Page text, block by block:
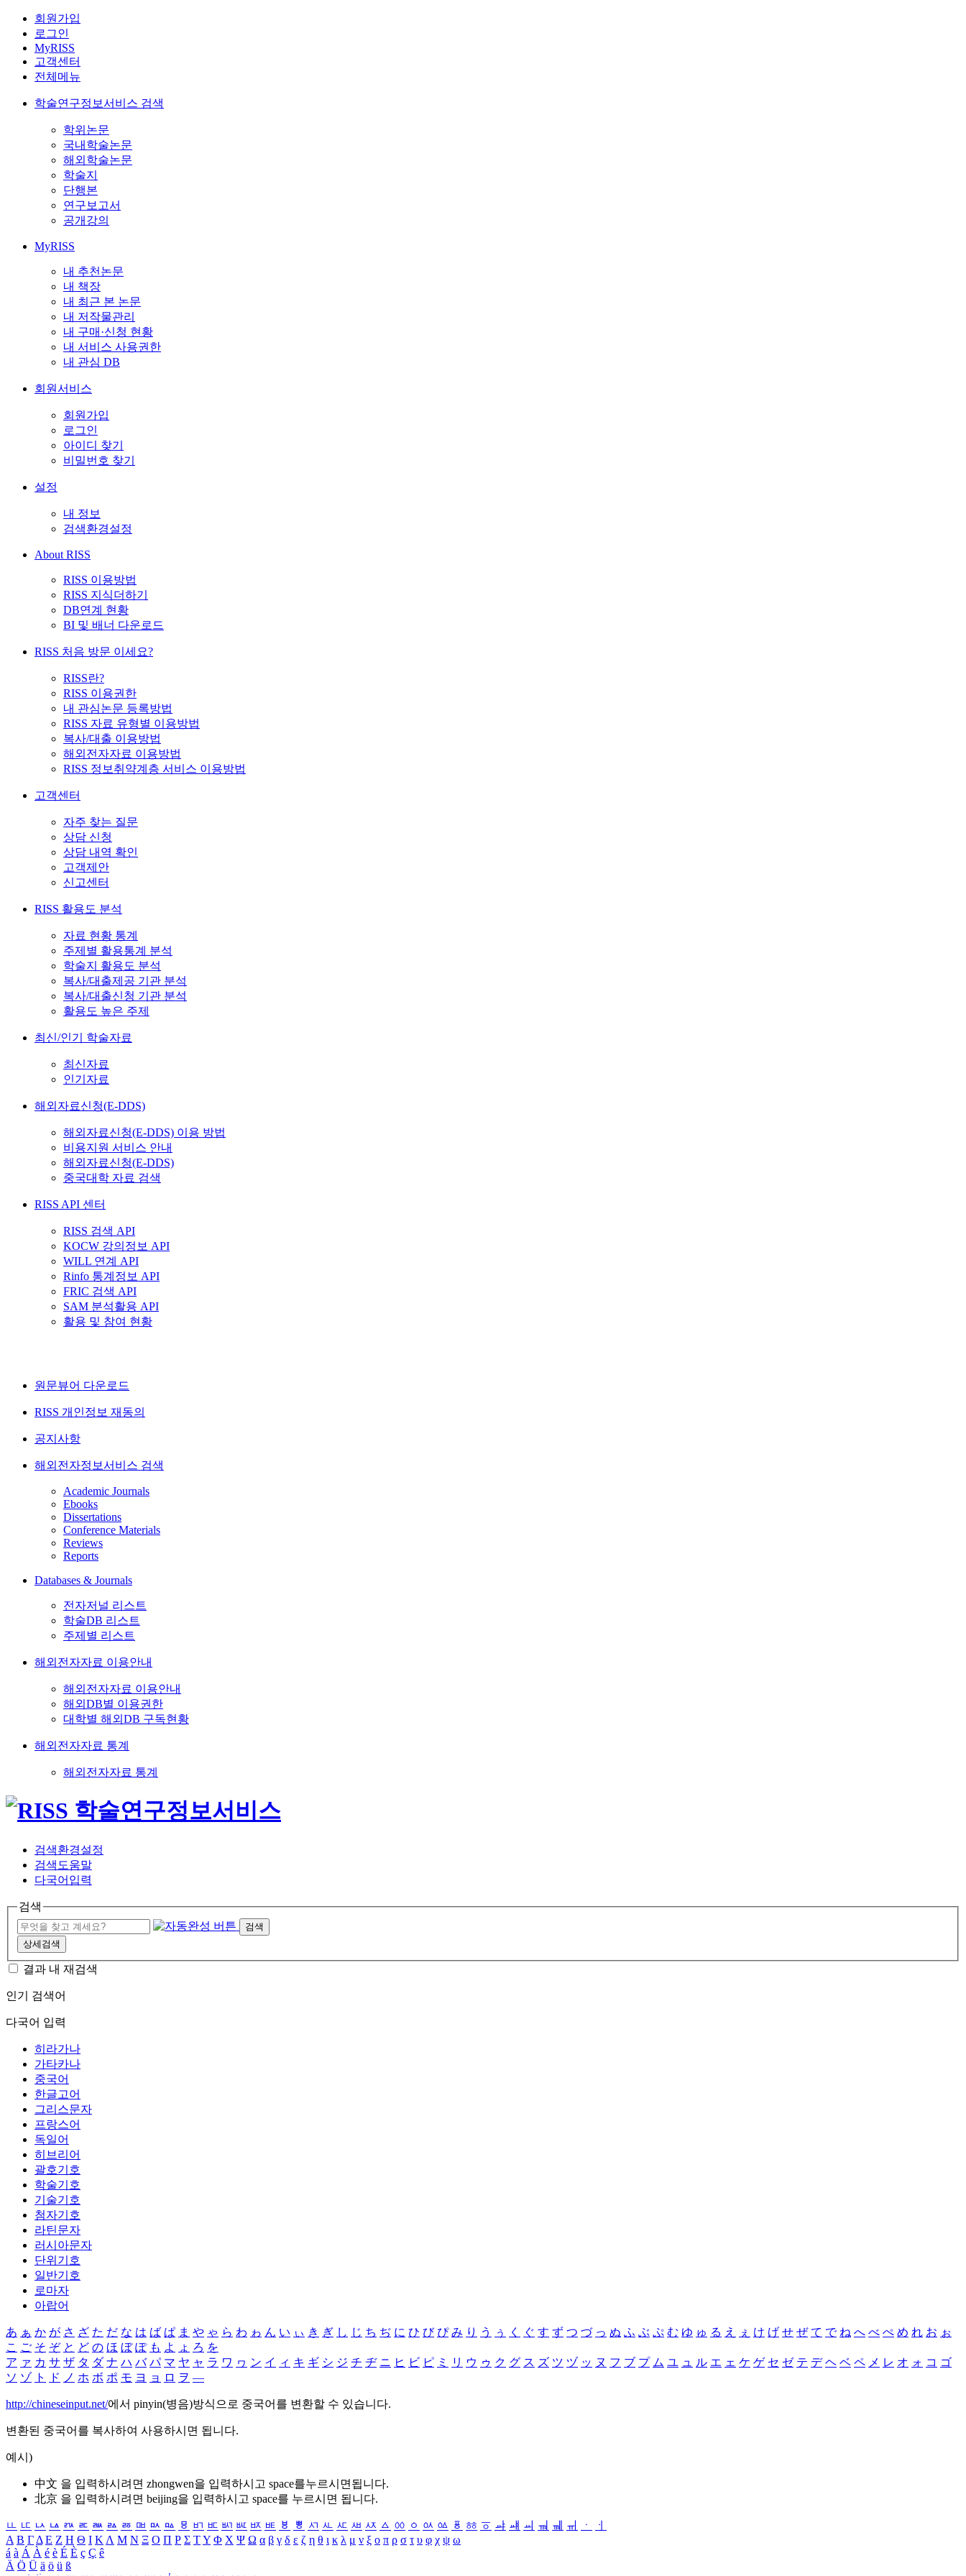
회원가입
로그인
MyRISS
고객센터
전체메뉴
학술연구정보서비스 검색
학위논문
국내학술논문
해외학술논문
학술지
단행본
연구보고서
공개강의
MyRISS
내 추천논문
내 책장
내 최근 본 논문
내 저작물관리
내 구매·신청 현황
내 서비스 사용권한
내 관심 DB
회원서비스
회원가입
로그인
아이디 찾기
비밀번호 찾기
설정
내 정보
검색환경설정
About RISS
RISS 이용방법
RISS 지식더하기
DB연계 현황
BI 및 배너 다운로드
RISS 처음 방문 이세요?
RISS란?
RISS 이용권한
내 관심논문 등록방법
RISS 자료 유형별 이용방법
복사/대출 이용방법
해외전자자료 이용방법
RISS 정보취약계층 서비스 이용방법
고객센터
자주 찾는 질문
상담 신청
상담 내역 확인
고객제안
신고센터
RISS 활용도 분석
자료 현황 통계
주제별 활용통계 분석
학술지 활용도 분석
복사/대출제공 기관 분석
복사/대출신청 기관 분석
활용도 높은 주제
최신/인기 학술자료
최신자료
인기자료
해외자료신청(E-DDS)
해외자료신청(E-DDS) 이용 방법
비용지원 서비스 안내
해외자료신청(E-DDS)
중국대학 자료 검색
RISS API 센터
RISS 검색 API
KOCW 강의정보 API
WILL 연계 API
Rinfo 통계정보 API
FRIC 검색 API
SAM 분석활용 API
활용 및 참여 현황
원문뷰어 다운로드
RISS 개인정보 재동의
공지사항
해외전자정보서비스 검색
Academic Journals
Ebooks
Dissertations
Conference Materials
Reviews
Reports
Databases & Journals
전자저널 리스트
학술DB 리스트
주제별 리스트
해외전자자료 이용안내
해외전자자료 이용안내
해외DB별 이용권한
대학별 해외DB 구독현황
해외전자자료 통계
해외전자자료 통계
검색환경설정
검색도움말
다국어입력
검색
검색
상세검색
결과 내 재검색
인기 검색어
다국어 입력
히라가나
가타카나
중국어
한글고어
그리스문자
프랑스어
독일어
히브리어
괄호기호
학술기호
기술기호
첨자기호
라틴문자
러시아문자
단위기호
일반기호
로마자
아랍어
あ ぁ か が さ ざ た だ な は ば ぱ ま や ゃ ら わ ゎ ん い ぃ き ぎ し じ ち ぢ に ひ び ぴ み り う ぅ く ぐ す ず つ づ っ ぬ ふ ぶ ぷ む ゆ ゅ る え ぇ け げ せ ぜ て で ね へ べ ぺ め れ お ぉ
こ ご そ ぞ と ど の ほ ぼ ぽ も よ ょ ろ を
ア ァ カ サ ザ タ ダ ナ ハ バ パ マ ヤ ャ ラ ワ ヮ ン イ ィ キ ギ シ ジ チ ヂ ニ ヒ ビ ピ ミ リ ウ ゥ ク グ ス ズ ツ ヅ ッ ヌ フ ブ プ ム ユ ュ ル エ ェ ケ ゲ セ ゼ テ デ ヘ ベ ペ メ レ オ ォ コ ゴ
ソ ゾ ト ド ノ ホ ボ ポ モ ヨ ョ ロ ヲ ―
http://chineseinput.net/에서 pinyin(병음)방식으로 중국어를 변환할 수 있습니다.
변환된 중국어를 복사하여 사용하시면 됩니다.
예시)
中文 을 입력하시려면 zhongwen을 입력하시고 space를누르시면됩니다.
北京 을 입력하시려면 beijing을 입력하시고 space를 누르시면 됩니다.
ㅥ ㅦ ㅧ ㅨ ㅩ ㅪ ㅫ ㅬ ㅭ ㅮ ㅯ ㅰ ㅱ ㅲ ㅳ ㅴ ㅵ ㅶ ㅷ ㅸ ㅹ ㅺ ㅻ ㅼ ㅽ ㅾ ㅿ ㆀ ㆁ ㆂ ㆃ ㆄ ㆅ ㆆ ㆇ ㆈ ㆉ ㆊ ㆋ ㆌ ㆍ
ㆎ
Α Β ΓΔ Ε Ζ Η Θ Ι ΚΛ Μ Ν Ξ Ο Π Ρ Σ ΤΥ Φ Χ Ψ Ω α β γ δ ε ζ η θ ι κ λ μ ν ξ ο π ρ σ τ υ φ χ ψ ω
á à Á À é è É È ç Ç ê
Ä Ö Ü ä ö ü ß